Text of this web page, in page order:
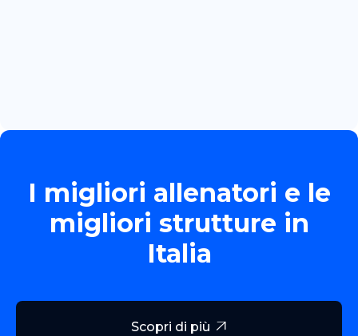
I migliori allenatori e le
migliori strutture in
Italia
Scopri di più 